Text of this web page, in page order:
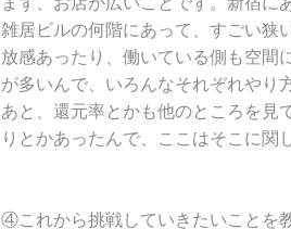
雑居ビルの何階にあって、すごい狭
放感あったり、働いている側も空間
が多いんで、いろんなそれぞれやり
あと、還元率とかも他のところを見
りとかあったんで、ここはそこに関
④これから挑戦していきたいことを